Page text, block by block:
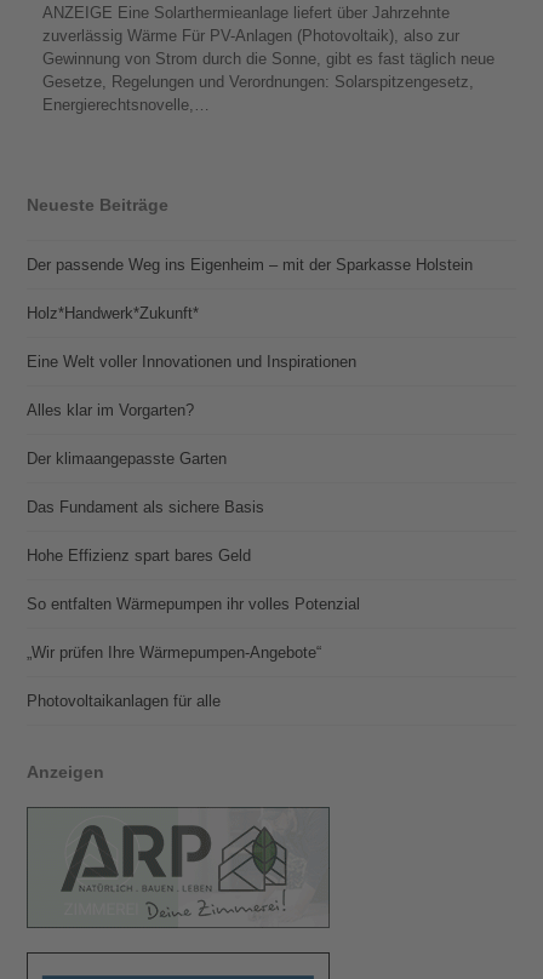
ANZEIGE Eine Solarthermieanlage liefert über Jahrzehnte
zuverlässig Wärme Für PV-Anlagen (Photovoltaik), also zur
Gewinnung von Strom durch die Sonne, gibt es fast täglich neue
Gesetze, Regelungen und Verordnungen: Solarspitzengesetz,
Energierechtsnovelle,…
Neueste Beiträge
Der passende Weg ins Eigenheim – mit der Sparkasse Holstein
Holz*Handwerk*Zukunft*
Eine Welt voller Innovationen und Inspirationen
Alles klar im Vorgarten?
Der klimaangepasste Garten
Das Fundament als sichere Basis
Hohe Effizienz spart bares Geld
So entfalten Wärmepumpen ihr volles Potenzial
„Wir prüfen Ihre Wärmepumpen-Angebote“
Photovoltaik­­anlagen für alle
Anzeigen